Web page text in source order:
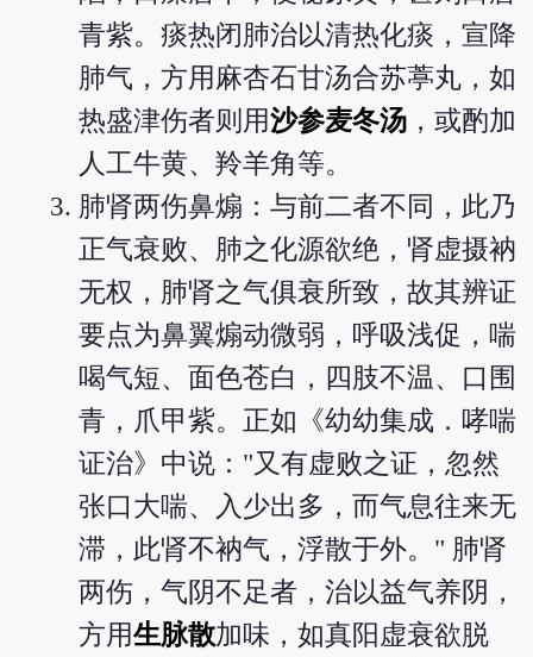
青紫。痰热闭肺治以清热化痰，宣降
肺气，方用麻杏石甘汤合苏葶丸，如
热盛津伤者则用沙参麦冬汤 ，或酌加
人工牛黄、羚羊角等。
肺肾两伤鼻煽：与前二者不同，此乃
正气衰败、肺之化源欲绝，肾虚摄衲
无权，肺肾之气俱衰所致，故其辨证
要点为鼻翼煽动微弱，呼吸浅促，喘
喝气短、面色苍白，四肢不温、口围
青，爪甲紫。正如《幼幼集成．哮喘
证治》中说："又有虚败之证，忽然
张口大喘、入少出多，而气息往来无
滞，此肾不衲气，浮散于外。" 肺肾
两伤，气阴不足者，治以益气养阴，
方用生脉散加味，如真阳虚衰欲脱